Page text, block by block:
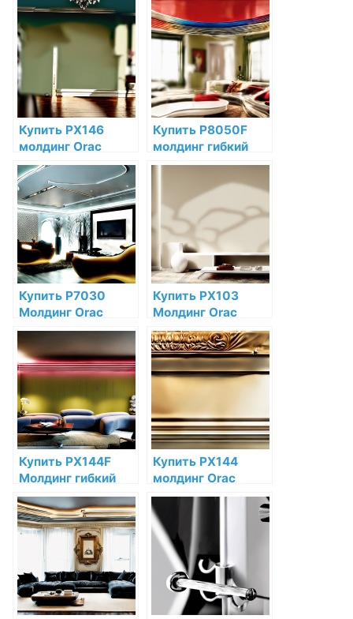
по низкой цене в
интернет-
магазине
Дюрополимер
Orac Decor по
низкой цене в
интернет-
магазине
Купить PX146
молдинг Orac
Decor
Дюрополимер по
низкой цене в
интернет-
магазине
Купить P8050F
молдинг гибкий
Orac Decor
Полиуретан по
низкой цене в
интернет-
магазине
Купить P7030
Молдинг Orac
Decor Полиуретан
по низкой цене в
интернет-
магазине
Купить PX103
Молдинг Orac
Decor
Дюрополимер по
низкой цене в
интернет-
магазине
Купить PX144F
Молдинг гибкий
Orac Decor
Полиуретан по
низкой цене в
интернет-
магазине
Купить PX144
молдинг Orac
Decor
Дюрополимер по
низкой цене в
интернет-
магазине